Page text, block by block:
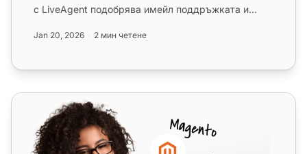
с LiveAgent подобрява имейл поддръжката и
Jan 20, 2026 2 мин четене
Microsoft Exchange Server